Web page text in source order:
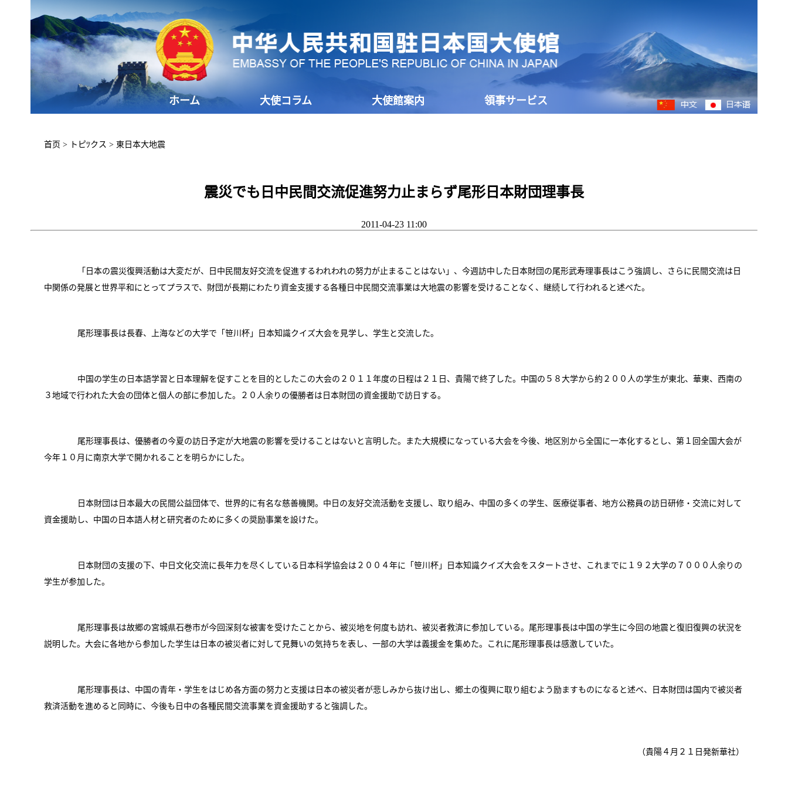
ホーム 大使コラム 大使館案内 領事サービス
首页 > トピﾂクス > 東日本大地震
震災でも日中民間交流促進努力止まらず尾形日本財団理事長
2011-04-23 11:00
「日本の震災復興活動は大変だが、日中民間友好交流を促進するわれわれの努力が止まることはない」、今週訪中した日本財団の尾形武寿理事長はこう強調し、さらに民間交流は日
中関係の発展と世界平和にとってプラスで、財団が長期にわたり資金支援する各種日中民間交流事業は大地震の影響を受けることなく、継続して行われると述べた。
尾形理事長は長春、上海などの大学で「笹川杯」日本知識クイズ大会を見学し、学生と交流した。
中国の学生の日本語学習と日本理解を促すことを目的としたこの大会の２０１１年度の日程は２１日、貴陽で終了した。中国の５８大学から約２００人の学生が東北、華東、西南の
３地域で行われた大会の団体と個人の部に参加した。２０人余りの優勝者は日本財団の資金援助で訪日する。
尾形理事長は、優勝者の今夏の訪日予定が大地震の影響を受けることはないと言明した。また大規模になっている大会を今後、地区別から全国に一本化するとし、第１回全国大会が
今年１０月に南京大学で開かれることを明らかにした。
日本財団は日本最大の民間公益団体で、世界的に有名な慈善機関。中日の友好交流活動を支援し、取り組み、中国の多くの学生、医療従事者、地方公務員の訪日研修・交流に対して
資金援助し、中国の日本語人材と研究者のために多くの奨励事業を設けた。
日本財団の支援の下、中日文化交流に長年力を尽くしている日本科学協会は２００４年に「笹川杯」日本知識クイズ大会をスタートさせ、これまでに１９２大学の７０００人余りの
学生が参加した。
尾形理事長は故郷の宮城県石巻市が今回深刻な被害を受けたことから、被災地を何度も訪れ、被災者救済に参加している。尾形理事長は中国の学生に今回の地震と復旧復興の状況を
説明した。大会に各地から参加した学生は日本の被災者に対して見舞いの気持ちを表し、一部の大学は義援金を集めた。これに尾形理事長は感激していた。
尾形理事長は、中国の青年・学生をはじめ各方面の努力と支援は日本の被災者が悲しみから抜け出し、郷土の復興に取り組むよう励ますものになると述べ、日本財団は国内で被災者
救済活動を進めると同時に、今後も日中の各種民間交流事業を資金援助すると強調した。
（貴陽４月２１日発新華社）